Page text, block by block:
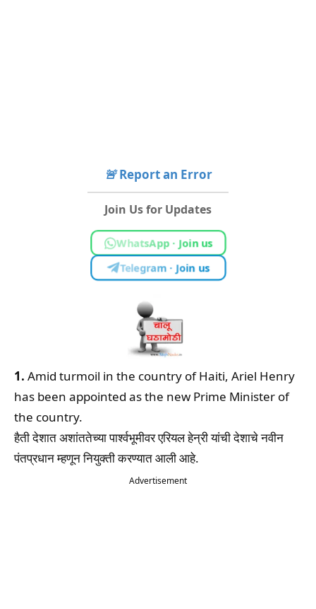
🚨Report an Error
Join Us for Updates
WhatsApp · Join us
Telegram · Join us
1. Amid turmoil in the country of Haiti, Ariel Henry
has been appointed as the new Prime Minister of
the country.
हैती देशात अशांततेच्या पार्श्वभूमीवर एरियल हेन्री यांची देशाचे नवीन
पंतप्रधान म्हणून नियुक्ती करण्यात आली आहे.
Advertisement